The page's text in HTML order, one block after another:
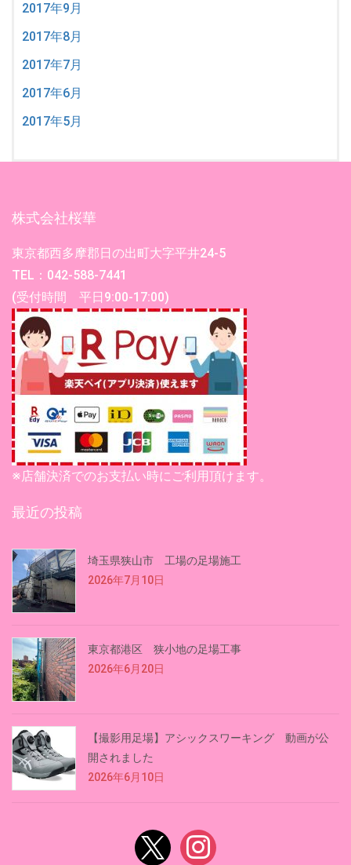
2017年9月
2017年8月
2017年7月
2017年6月
2017年5月
株式会社桜華
東京都西多摩郡日の出町大字平井24-5
TEL：042-588-7441
(受付時間 平日9:00-17:00)
※店舗決済でのお支払い時にご利用頂けます。
最近の投稿
埼玉県狭山市 工場の足場施工
2026年7月10日
東京都港区 狭小地の足場工事
2026年6月20日
【撮影用足場】アシックスワーキング 動画が公
開されました
2026年6月10日
x instagram